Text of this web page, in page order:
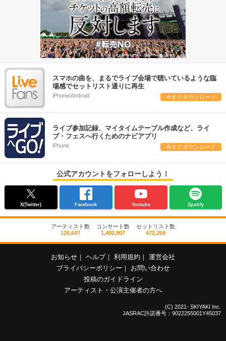
スマホの曲を、まるでライブ会場で聴いているような臨
場感でセットリスト通りに再生
iPhone/Android 今すぐダウンロード
ライブ参加記録、マイタイムテーブル作成など、ライ
ブ・フェスへ行くためのナビアプリ
iPhone 今すぐダウンロード
公式アカウントをフォローしよう！
X(Twitter) Facebook Youtube Spotify
アーティスト数
126,647
コンサート数
1,492,907
セットリスト数
472,269
お知らせ ヘルプ 利用規約
運営会社
プライバシーポリシー
お問い合わせ
投稿のガイドライン
アーティスト・公演主催者の方へ
(C) 2021- SKIYAKI Inc.
JASRAC許諾番号：9022255001Y45037